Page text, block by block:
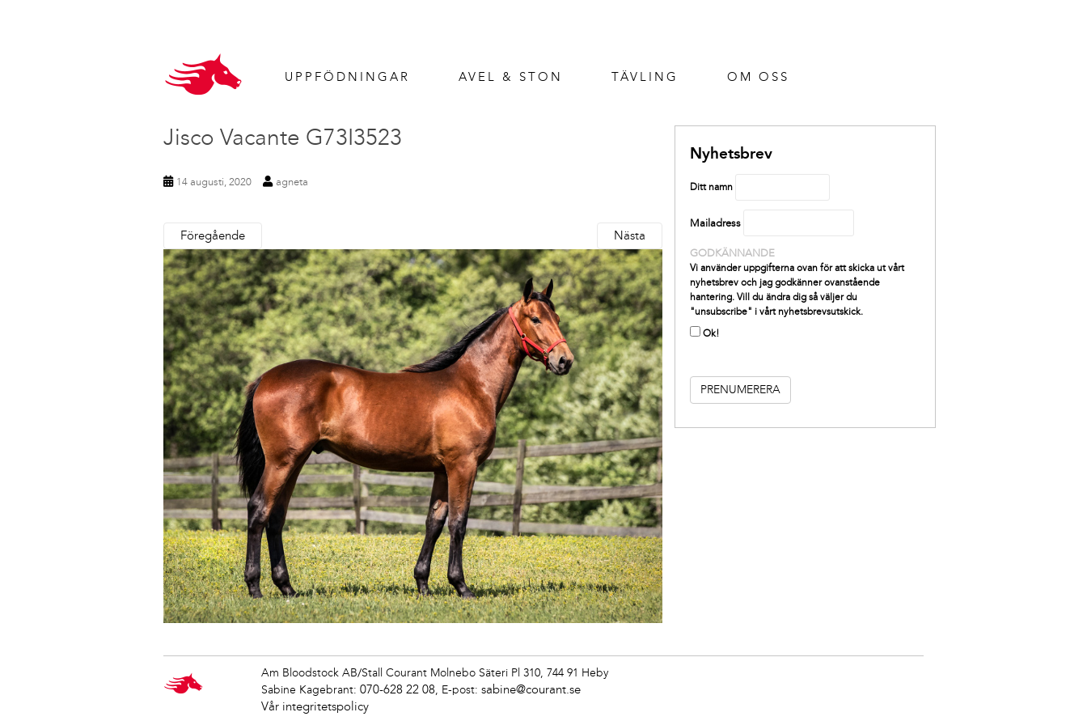
UPPFÖDNINGAR AVEL & STON TÄVLING OM OSS
Jisco Vacante G73I3523
14 augusti, 2020 agneta
Föregående Nästa
Nyhetsbrev
Ditt namn
Mailadress
GODKÄNNANDE
Vi använder uppgifterna ovan för att skicka ut vårt
nyhetsbrev och jag godkänner ovanstående
hantering. Vill du ändra dig så väljer du
"unsubscribe" i vårt nyhetsbrevsutskick.
Ok!
Am Bloodstock AB/Stall Courant Molnebo Säteri Pl 310, 744 91 Heby
Sabine Kagebrant:070-628 22 08, E-post:sabine@courant.se
Vår integritetspolicy